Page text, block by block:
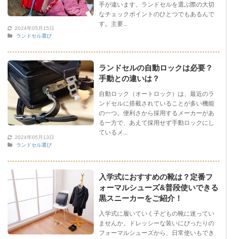
手が違います。ランドセルを選ぶ際の大切
なチェックポイントのひとつでもあるんで
す。主要...
2024年05月15日
ランドセル選び
ランドセルの自動ロックは必要？
手動との違いは？
自動ロック（オートロック）は、最近のラ
ンドセルに搭載されていることが多い機能
の一つ。便利さから採用するメーカーがあ
る一方で、あえて採用せず手動ロックにし
ているメ...
2024年05月13日
ランドセル選び
入学式におすすめの靴は？定番フ
ォーマルシューズ&普段使いできる
黒スニーカーをご紹介！
入学式に履いていく子どもの靴に迷ってい
ませんか。ドレッシーな装いにぴったりの
フォーマルシューズから、日常使いもでき